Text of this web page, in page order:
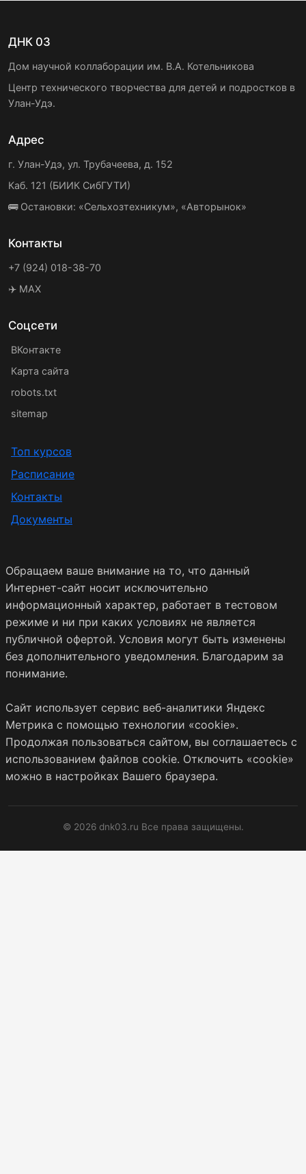
ДНК 03
Дом научной коллаборации им. В.А. Котельникова
Центр технического творчества для детей и подростков в
Улан-Удэ.
Адрес
г. Улан-Удэ, ул. Трубачеева, д. 152
Каб. 121 (БИИК СибГУТИ)
🚌 Остановки: «Сельхозтехникум», «Авторынок»
Контакты
+7 (924) 018-38-70
✈️ MAX
Соцсети
ВКонтакте
Карта сайта
robots.txt
sitemap
Топ курсов
Расписание
Контакты
Документы
Обращаем ваше внимание на то, что данный
Интернет-сайт носит исключительно
информационный характер, работает в тестовом
режиме и ни при каких условиях не является
публичной офертой. Условия могут быть изменены
без дополнительного уведомления. Благодарим за
понимание.
Сайт использует сервис веб-аналитики Яндекс
Метрика с помощью технологии «cookie».
Продолжая пользоваться сайтом, вы соглашаетесь с
использованием файлов cookie. Отключить «cookie»
можно в настройках Вашего браузера.
© 2026 dnk03.ru Все права защищены.